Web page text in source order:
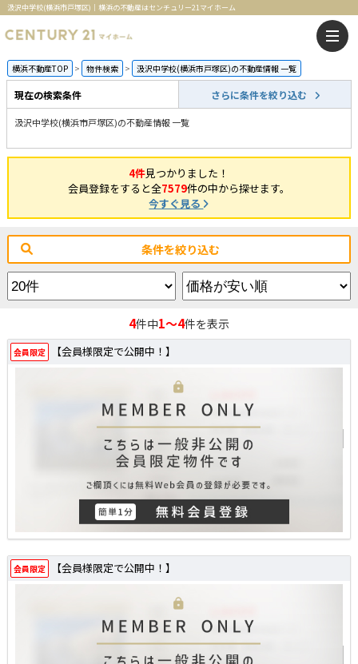
汲沢中学校(横浜市戸塚区)｜横浜の不動産はセンチュリー21マイホーム
横浜不動産TOP 物件検索 汲沢中学校(横浜市戸塚区)の不動産情報 一覧
現在の検索条件 さらに条件を絞り込む
汲沢中学校(横浜市戸塚区)の不動産情報 一覧
4件見つかりました！
会員登録をすると全7579件の中から探せます。
今すぐ見る
条件を絞り込む
4件中1～4件を表示
会員限定 【会員様限定で公開中！】
会員限定 【会員様限定で公開中！】